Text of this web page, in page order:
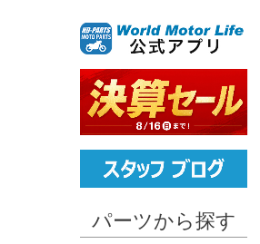
パーツから探す